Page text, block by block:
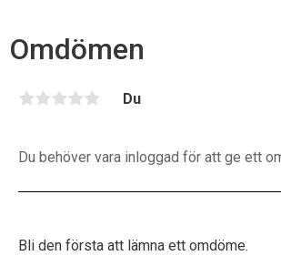
Omdömen
Du
Bli den första att lämna ett omdöme.